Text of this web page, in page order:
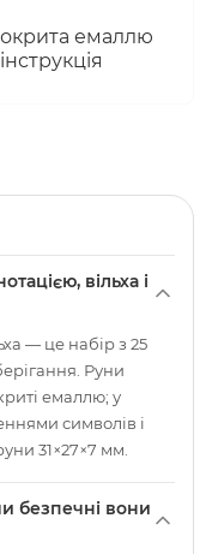
емаллю
вільха і
— це набір з 25
Руни
емаллю; у
символів і
31×27×7 мм.
безпечні вони